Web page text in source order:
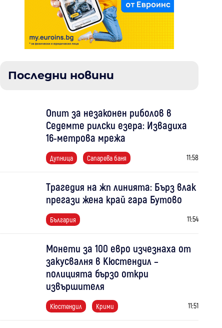
Последни новини
Опит за незаконен риболов в
Седемте рилски езера: Извадиха
16-метрова мрежа
Дупница Сапарева баня 11:58
Трагедия на жп линията: Бърз влак
прегази жена край гара Бутово
България 11:54
Монети за 100 евро изчезнаха от
закусвалня в Кюстендил –
полицията бързо откри
извършителя
Кюстендил Крими 11:51